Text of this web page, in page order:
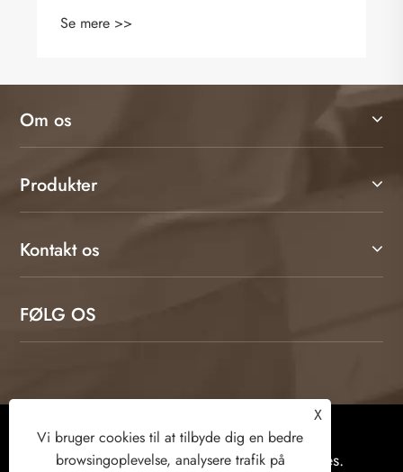
Se mere >>
Om os
Produkter
Kontakt os
FØLG OS
Copyright © 2026 Weifang Kamulang Home
Technology Co., Ltd. Alle rettigheder forbeholdes.
X
Vi bruger cookies til at tilbyde dig en bedre
browsingoplevelse, analysere trafik på